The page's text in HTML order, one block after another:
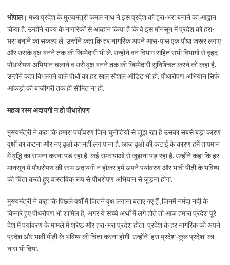
भोपाल। मध्य प्रदेश के मुख्यमंत्री कमल नाथ ने इस प्रदेश को हरा-भरा बनाने का आह्वान
किया है. उन्होंने राज्य के नागरिकों से आव्हान किया है कि वे इस मॉनसून में प्रदेश को हरा-
भरा बनाने का संकल्प लें. उन्होंने कहा कि हर नागरिक अपने आस-पास एक पौधा जरूर लगाए
और उसके वृक्ष बनने तक की जिम्मेदारी भी ले. उन्होंने वन विभाग सहित सभी विभागों से वृहद
पौधारोपण अभियान चलाने व उसे वृक्ष बनने तक की जिम्मेदारी सुनिश्चित करने को कहा है.
उन्होंने कहा कि लगने वाले पौधों का हर साल सोशल ऑडिट भी हो. पौधारोपण अभियान सिर्फ
आंकड़ो की बाजीगरी तक ही सीमित ना हो.
महज रस्म अदायगी न हो पौधारोपण
मुख्यमंत्री ने कहा कि हमारा पर्यावरण जिन चुनौतियों से जूझ रहा है उसका सबसे बड़ा कारण
वृक्षों का कटना और नए वृक्षों का नहीं लग पाना है. आज वृक्षों की कटाई के कारण हमें तापमान
में वृद्धि का सामना करना पड़ रहा है. कई समस्याओं से जूझना पड़ रहा है. उन्होंने कहा कि हर
मानसून में पौधरोपण की रस्म अदायगी न होकर हमें अपने पर्यावरण और भावी पीढ़ी के भविष्य
की चिंता करते हुए वास्तविक रूप से पौधरोपण अभियान से जुड़ना होगा.
मुख्यमंत्री ने कहा कि पिछले वर्षों में जितने वृक्ष लगाना बताए गए हैं ,जिनमें नर्मदा नदी के
किनारे हुए पौधरोपण भी शामिल है, अगर ये सच्चे अर्थों में लगे होते तो आज हमारा प्रदेश पूरे
देश में पर्यावरण के मामले में श्रेष्ठ और हरा-भरा प्रदेश होता. प्रदेश के हर नागरिक को अपने
प्रदेश और भावी पीढ़ी के भविष्य की चिंता करना होगी. उन्होंने ‘हरा प्रदेश-कूल प्रदेश’ का
नारा भी दिया.